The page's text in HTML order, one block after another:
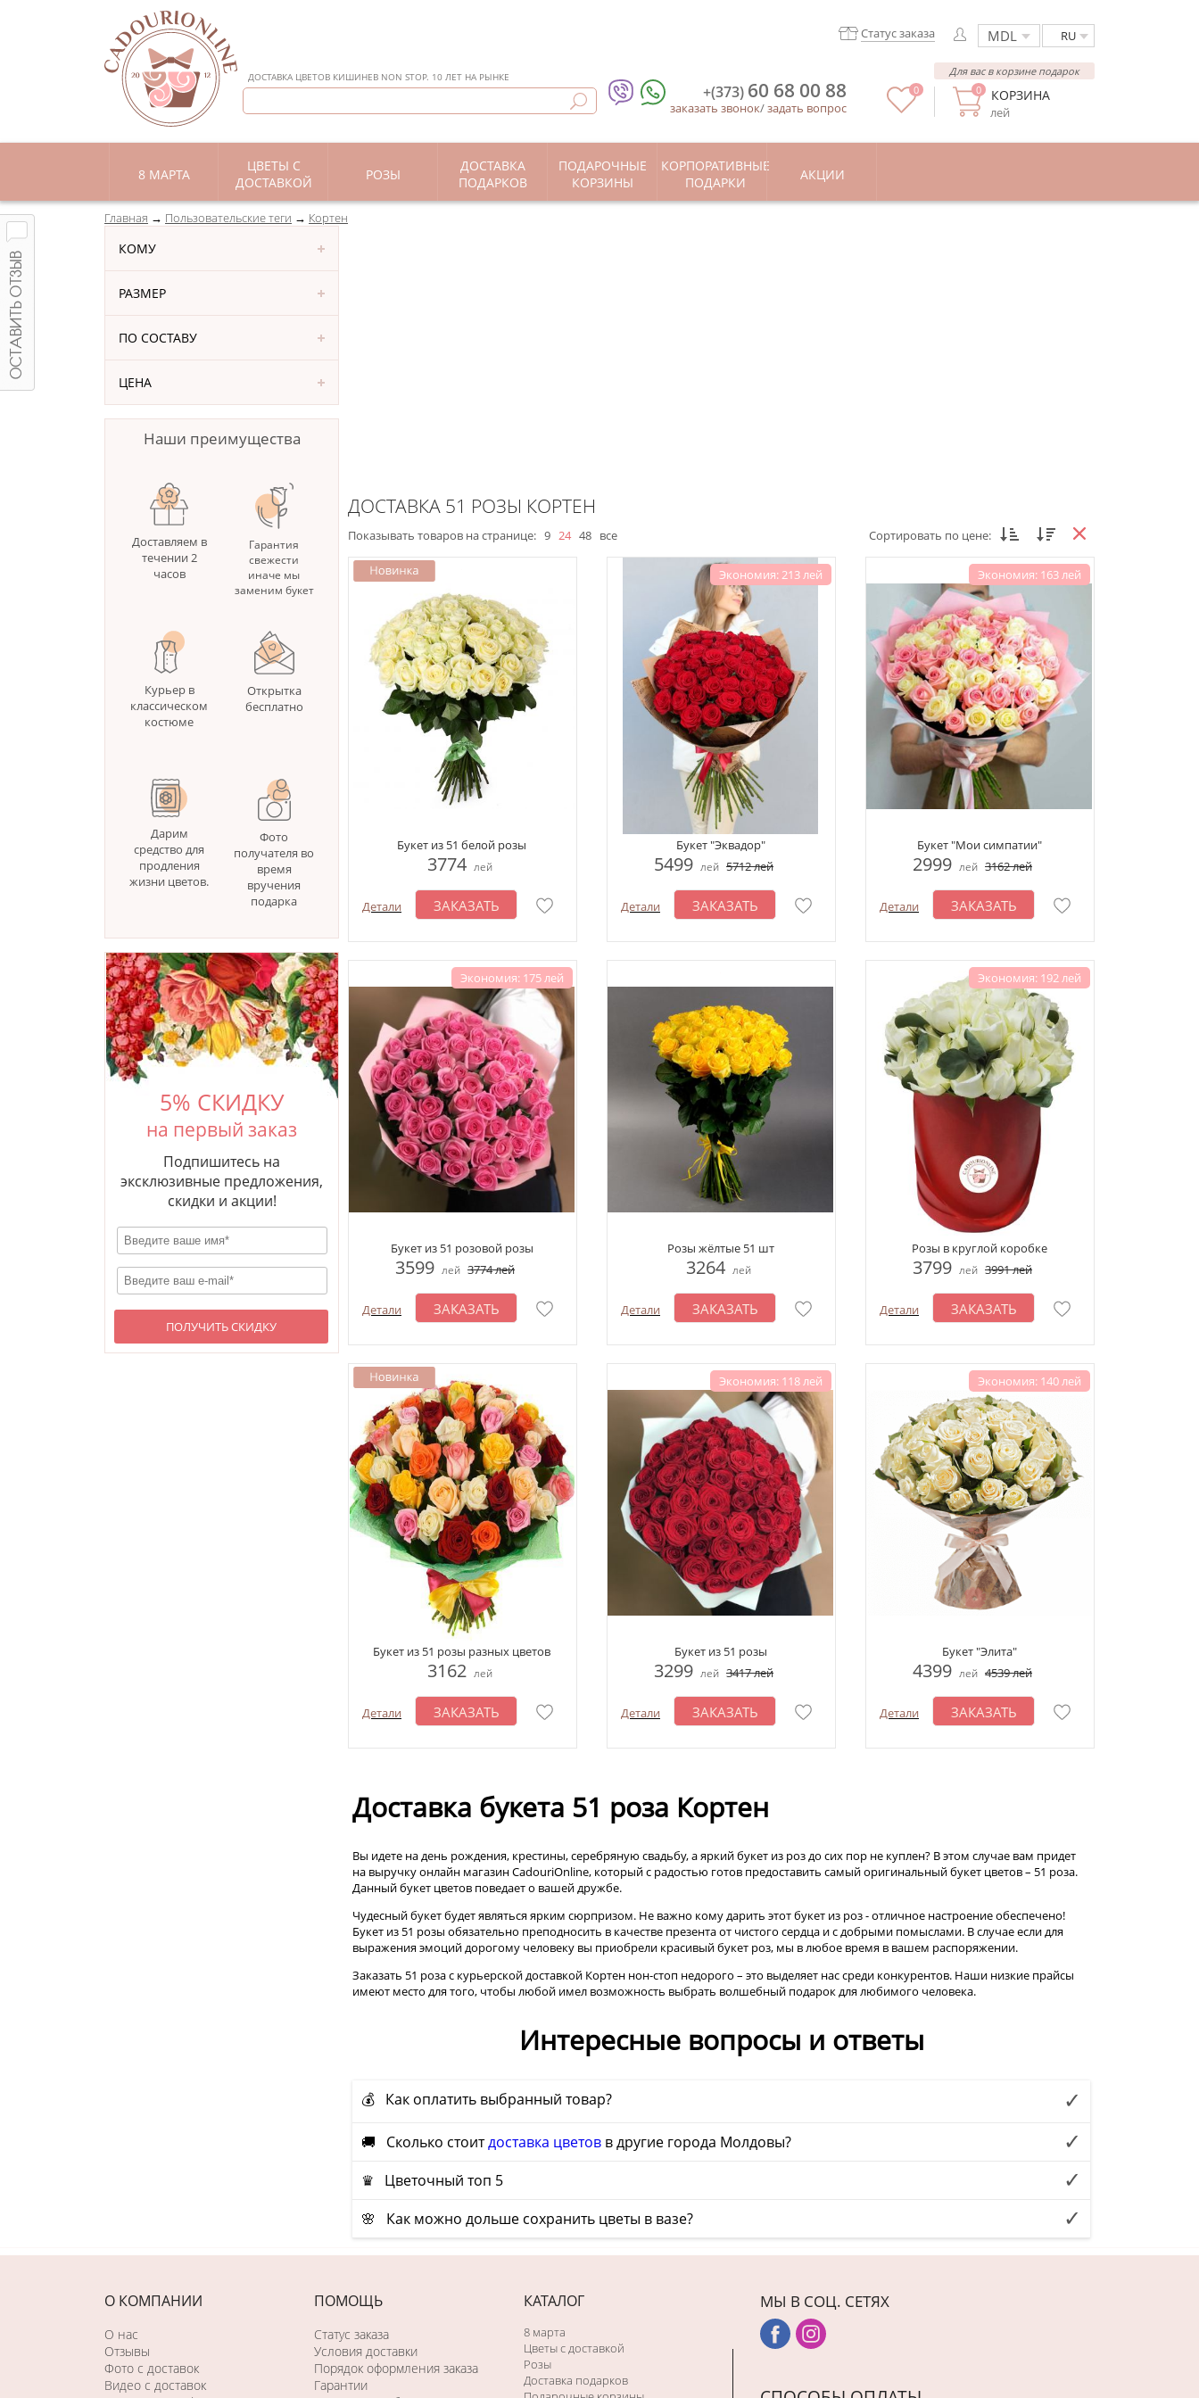
ДОСТАВКА ЦВЕТОВ КИШИНЕВ NON STOP. 10 ЛЕТ НА РЫНКЕ
RU
Статус заказа
КОРЗИНА
лей
0
Для вас в корзине подарок
0
+(373) 60 68 00 88
заказать звонок/задать вопрос
8 МАРТА
ЦВЕТЫ С
ДОСТАВКОЙ
РОЗЫ
ДОСТАВКА
ПОДАРКОВ
ПОДАРОЧНЫЕ
КОРЗИНЫ
КОРПОРАТИВНЫЕ
ПОДАРКИ
АКЦИИ
Главная Пользовательские теги Кортен
КОМУ
РАЗМЕР
ПО СОСТАВУ
ЦЕНА
Наши преимущества
Доставляем в
течении 2
часов
Гарантия
свежести
иначе мы
заменим букет
Курьер в
классическом
костюме
Открытка
бесплатно
Дарим
средство для
продления
жизни цветов.
Фото
получателя во
время
вручения
подарка
5% СКИДКУ
на первый заказ
Подпишитесь на
эксклюзивные предложения,
скидки и акции!
ПОЛУЧИТЬ СКИДКУ
ДОСТАВКА 51 РОЗЫ КОРТЕН
Показывать товаров на странице: 9 24 48 все Сортировать по цене:
Букет из 51 белой розы
3774 лей
Детали ЗАКАЗАТЬ
Экономия: 213 лей
Букет "Эквадор"
5499 лей 5712лей
Детали ЗАКАЗАТЬ
Экономия: 163 лей
Букет "Мои симпатии"
2999 лей 3162лей
Детали ЗАКАЗАТЬ
Экономия: 175 лей
Букет из 51 розовой розы
3599 лей 3774лей
Детали ЗАКАЗАТЬ
Розы жёлтые 51 шт
3264 лей
Детали ЗАКАЗАТЬ
Экономия: 192 лей
Розы в круглой коробке
3799 лей 3991лей
Детали ЗАКАЗАТЬ
Букет из 51 розы разных цветов
3162 лей
Детали ЗАКАЗАТЬ
Экономия: 118 лей
Букет из 51 розы
3299 лей 3417лей
Детали ЗАКАЗАТЬ
Экономия: 140 лей
Букет "Элита"
4399 лей 4539лей
Детали ЗАКАЗАТЬ
Доставка букета 51 роза Кортен
Вы идете на день рождения, крестины, серебряную свадьбу, а яркий букет из роз до сих пор не куплен? В этом случае вам придет
на выручку онлайн магазин CadouriOnline, который с радостью готов предоставить самый оригинальный букет цветов – 51 роза.
Данный букет цветов поведает о вашей дружбе.
Чудесный букет будет являться ярким сюрпризом. Не важно кому дарить этот букет из роз - отличное настроение обеспечено!
Букет из 51 розы обязательно преподносить в качестве презента от чистого сердца и с добрыми помыслами. В случае если для
выражения эмоций дорогому человеку вы приобрели красивый букет роз, мы в любое время в вашем распоряжении.
Заказать 51 роза с курьерской доставкой Кортен нон-стоп недорого – это выделяет нас среди конкурентов. Наши низкие прайсы
имеют место для того, чтобы любой имел возможность выбрать волшебный подарок для любимого человека.
Интересные вопросы и ответы
💰 Как оплатить выбранный товар?
🚚 Сколько стоитдоставка цветов в другие города Молдовы?
♛ Цветочный топ 5
🌸 Как можно дольше сохранить цветы в вазе?
О КОМПАНИИ
О нас
Отзывы
Фото c доставок
Видео с доставок
ПОМОЩЬ
Статус заказа
Условия доставки
Порядок оформления заказа
Гарантии
КАТАЛОГ
8 марта
Цветы с доставкой
Розы
Доставка подарков
МЫ В СОЦ. СЕТЯХ